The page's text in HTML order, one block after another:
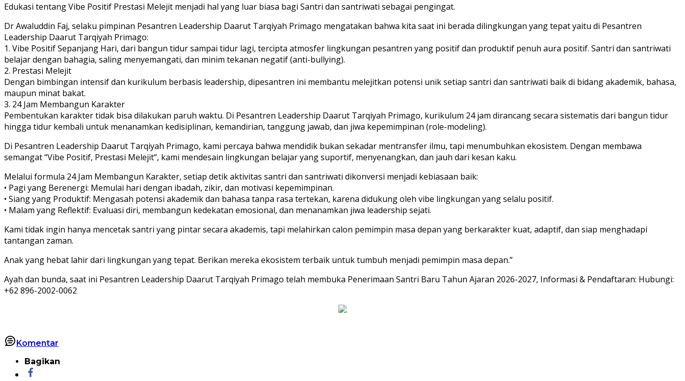
Edukasi tentang Vibe Positif Prestasi Melejit menjadi hal yang luar biasa bagi Santri dan santriwati sebagai pengingat.
Dr Awaluddin Faj, selaku pimpinan Pesantren Leadership Daarut Tarqiyah Primago mengatakan bahwa kita saat ini berada dilingkungan yang tepat yaitu di Pesantren
Leadership Daarut Tarqiyah Primago:
1. Vibe Positif Sepanjang Hari, dari bangun tidur sampai tidur lagi, tercipta atmosfer lingkungan pesantren yang positif dan produktif penuh aura positif. Santri dan santriwati
belajar dengan bahagia, saling menyemangati, dan minim tekanan negatif (anti-bullying).
2. ⁠Prestasi Melejit
Dengan bimbingan intensif dan kurikulum berbasis leadership, dipesantren ini membantu melejitkan potensi unik setiap santri dan santriwati baik di bidang akademik, bahasa,
maupun minat bakat.
3. 24 Jam Membangun Karakter
Pembentukan karakter tidak bisa dilakukan paruh waktu. Di Pesantren Leadership Daarut Tarqiyah Primago, kurikulum 24 jam dirancang secara sistematis dari bangun tidur
hingga tidur kembali untuk menanamkan kedisiplinan, kemandirian, tanggung jawab, dan jiwa kepemimpinan (role-modeling).
Di Pesantren Leadership Daarut Tarqiyah Primago, kami percaya bahwa mendidik bukan sekadar mentransfer ilmu, tapi menumbuhkan ekosistem. Dengan membawa
semangat “Vibe Positif, Prestasi Melejit”, kami mendesain lingkungan belajar yang suportif, menyenangkan, dan jauh dari kesan kaku.
Melalui formula 24 Jam Membangun Karakter, setiap detik aktivitas santri dan santriwati dikonversi menjadi kebiasaan baik:
• Pagi yang Berenergi: Memulai hari dengan ibadah, zikir, dan motivasi kepemimpinan.
• Siang yang Produktif: Mengasah potensi akademik dan bahasa tanpa rasa tertekan, karena didukung oleh vibe lingkungan yang selalu positif.
• Malam yang Reflektif: Evaluasi diri, membangun kedekatan emosional, dan menanamkan jiwa leadership sejati.
Kami tidak ingin hanya mencetak santri yang pintar secara akademis, tapi melahirkan calon pemimpin masa depan yang berkarakter kuat, adaptif, dan siap menghadapi
tantangan zaman.
Anak yang hebat lahir dari lingkungan yang tepat. Berikan mereka ekosistem terbaik untuk tumbuh menjadi pemimpin masa depan.”
Ayah dan bunda, saat ini Pesantren Leadership Daarut Tarqiyah Primago telah membuka Penerimaan Santri Baru Tahun Ajaran 2026-2027, Informasi & Pendaftaran: Hubungi:
+62 896-2002-0062
Komentar
Bagikan